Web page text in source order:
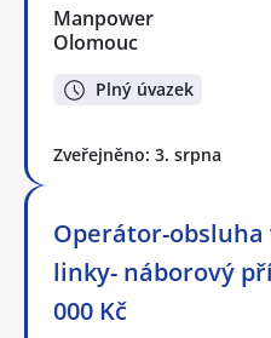
Manpower
Olomouc
Plný úvazek
Zveřejněno: 3. srpna
Operátor-
linky- náborový
000 Kč